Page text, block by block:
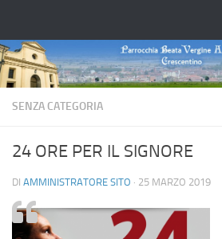
SENZA CATEGORIA
24 ORE PER IL SIGNORE
DI AMMINISTRATORE SITO · 25 MARZO 2019